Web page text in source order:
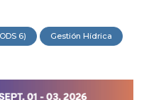
6) Gestión Hídrica